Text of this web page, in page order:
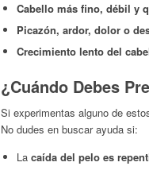
Cabello más fino, débil y
Picazón, ardor, dolor o
Crecimiento lento del
¿Cuándo Debes
Si experimentas alguno de
No dudes en buscar ayuda si:
La caída del pelo es